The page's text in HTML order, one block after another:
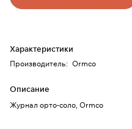
Характеристики
Производитель: Ormco
Описание
Журнал орто-соло, Ormco